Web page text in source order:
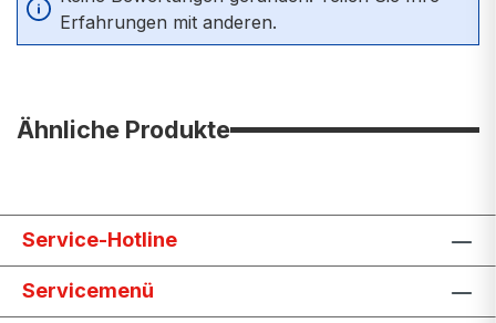
Erfahrungen mit anderen.
Ähnliche Produkte
Service-Hotline
Servicemenü